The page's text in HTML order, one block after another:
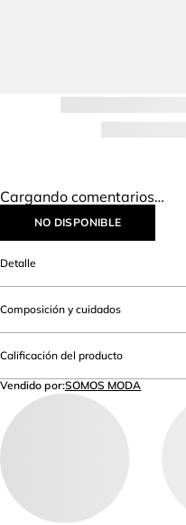
Cargando comentarios…
NO DISPONIBLE
Detalle
Composición y cuidados
Calificación del producto
Vendido por:SOMOS MODA